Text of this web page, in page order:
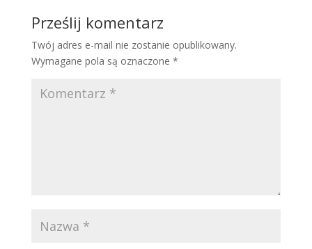
Prześlij komentarz
Twój adres e-mail nie zostanie opublikowany.
Wymagane pola są oznaczone *